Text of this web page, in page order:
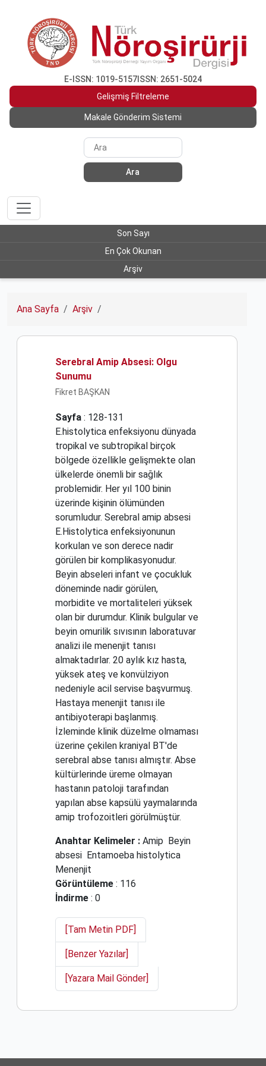
E-ISSN: 1019-5157 ISSN: 2651-5024
Gelişmiş Filtreleme
Makale Gönderim Sistemi
Ara
Son Sayı
En Çok Okunan
Arşiv
Ana Sayfa Arşiv
Serebral Amip Absesi: Olgu
Sunumu
Fikret BAŞKAN
Sayfa : 128-131
E.histolytica enfeksiyonu dünyada
tropikal ve subtropikal birçok
bölgede özellikle gelişmekte olan
ülkelerde önemli bir sağlık
problemidir. Her yıl 100 binin
üzerinde kişinin ölümünden
sorumludur. Serebral amip absesi
E.Histolytica enfeksiyonunun
korkulan ve son derece nadir
görülen bir komplikasyonudur.
Beyin abseleri infant ve çocukluk
döneminde nadir görülen,
morbidite ve mortaliteleri yüksek
olan bir durumdur. Klinik bulgular ve
beyin omurilik sıvısının laboratuvar
analizi ile menenjit tanısı
almaktadırlar. 20 aylık kız hasta,
yüksek ateş ve konvülziyon
nedeniyle acil servise başvurmuş.
Hastaya menenjit tanısı ile
antibiyoterapi başlanmış.
İzleminde klinik düzelme olmaması
üzerine çekilen kraniyal BT'de
serebral abse tanısı almıştır. Abse
kültürlerinde üreme olmayan
hastanın patoloji tarafından
yapılan abse kapsülü yaymalarında
amip trofozoitleri görülmüştür.
Anahtar Kelimeler : Amip
Beyin
absesi Entamoeba histolytica
Menenjit
Görüntüleme : 116
İndirme : 0
[Tam Metin PDF]
[Benzer Yazılar]
[Yazara Mail Gönder]